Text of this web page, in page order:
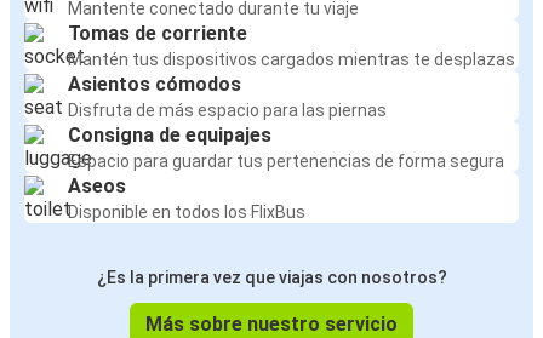
Mantente conectado durante tu viaje
Tomas de corriente
Mantén tus dispositivos cargados mientras te desplazas
Asientos cómodos
Disfruta de más espacio para las piernas
Consigna de equipajes
Espacio para guardar tus pertenencias de forma segura
Aseos
Disponible en todos los FlixBus
¿Es la primera vez que viajas con nosotros?
Más sobre nuestro servicio